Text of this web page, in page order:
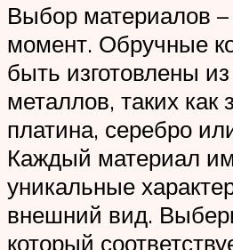
Выбор материалов
момент. Обручные
быть изготовлены
металлов, таких как
платина, серебро
Каждый материал
уникальные
внешний вид.
который